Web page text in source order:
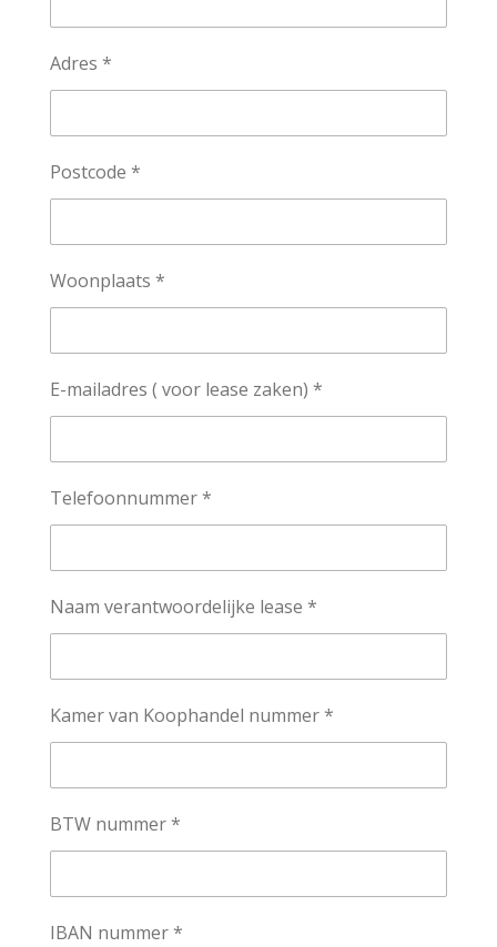
Adres *
Postcode *
Woonplaats *
E-mailadres ( voor lease zaken) *
Telefoonnummer *
Naam verantwoordelijke lease *
Kamer van Koophandel nummer *
BTW nummer *
IBAN nummer *